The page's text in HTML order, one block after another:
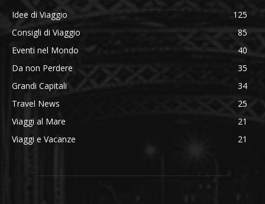
Idee di Viaggio
125
Consigli di Viaggio
85
Eventi nel Mondo
40
Da non Perdere
35
Grandi Capitali
34
Travel News
25
Viaggi al Mare
21
Viaggi e Vacanze
21